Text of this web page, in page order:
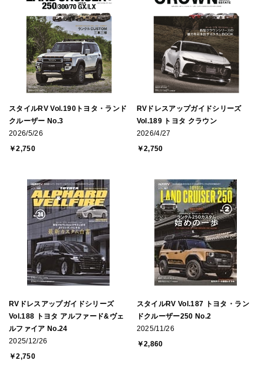
スタイルRV Vol.190トヨタ・ランド
クルーザー No.3
2026/5/26
￥2,750
RVドレスアップガイドシリーズ
Vol.189 トヨタ クラウン
2026/4/27
￥2,750
RVドレスアップガイドシリーズ
Vol.188 トヨタ アルファード&ヴェ
ルファイア No.24
2025/12/26
￥2,750
スタイルRV Vol.187 トヨタ・ラン
ドクルーザー250 No.2
2025/11/26
￥2,860